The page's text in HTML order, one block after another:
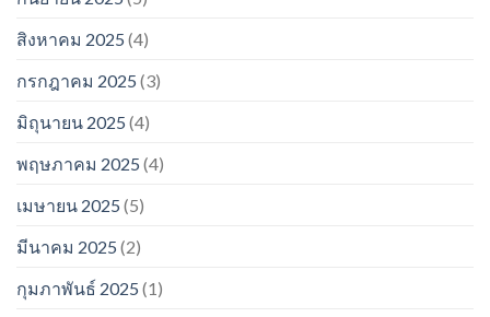
สิงหาคม 2025 (4)
กรกฎาคม 2025 (3)
มิถุนายน 2025 (4)
พฤษภาคม 2025 (4)
เมษายน 2025 (5)
มีนาคม 2025 (2)
กุมภาพันธ์ 2025 (1)